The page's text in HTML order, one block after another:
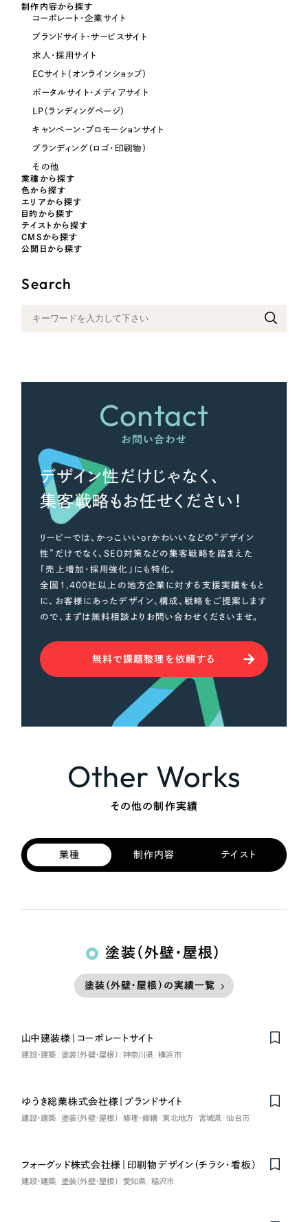
オレンジ・橙色
イエロー・黄色
グリーン・緑色
ブルー・青色
パープル・紫色
ピンク・桃色
制作内容から探す
コーポレート・企業サイト
ブランドサイト・サービスサイト
求人・採用サイト
ECサイト（オンラインショップ）
ポータルサイト・メディアサイト
LP（ランディングページ）
キャンペーン・プロモーションサイト
ブランディング（ロゴ・印刷物）
その他
業種から探す
色から探す
エリアから探す
目的から探す
テイストから探す
CMSから探す
公開日から探す
Search
Contact
お問い合わせ
デザイン性だけじゃなく、
集客戦略もお任せください！
リーピーでは、かっこいいorかわいいなどの“デザイン
性”だけでなく、SEO対策などの集客戦略を踏まえた
「売上増加・採用強化」にも特化。
全国1,400社以上の地方企業に対する支援実績をもと
に、お客様にあったデザイン、構成、戦略をご提案します
ので、まずは無料相談よりお問い合わせくださいませ。
無料で課題整理を依頼する
Other Works
その他の制作実績
業種 制作内容 テイスト
塗装（外壁・屋根）
塗装（外壁・屋根）の実績一覧
山中建装様｜コーポレートサイト
建設・建築 塗装（外壁・屋根） 神奈川県 横浜市
ゆうき総業株式会社様｜ブランドサイト
建設・建築 塗装（外壁・屋根） 修理・修繕 東北地方 宮城県 仙台市
フォーグッド株式会社様｜印刷物デザイン（チラシ・看板）
建設・建築 塗装（外壁・屋根） 愛知県 稲沢市